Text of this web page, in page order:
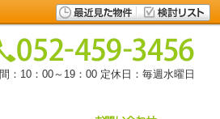
：10：00～19：00 定休日：毎週水曜日